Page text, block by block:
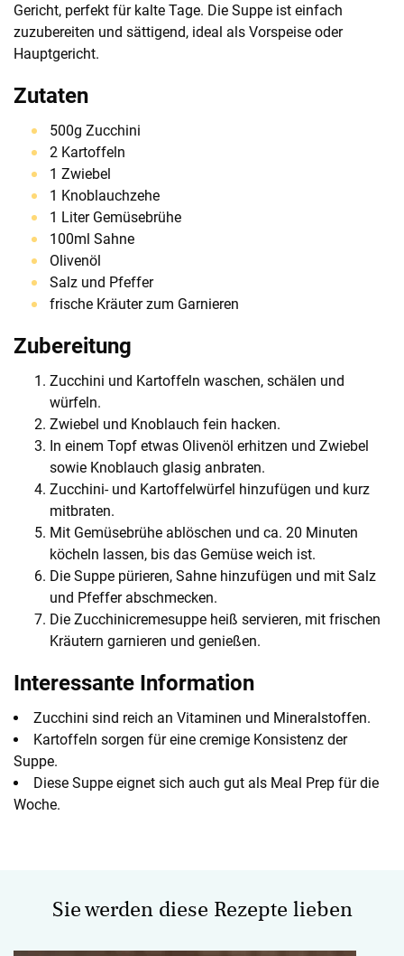
Gericht, perfekt für kalte Tage. Die Suppe ist einfach
zuzubereiten und sättigend, ideal als Vorspeise oder
Hauptgericht.
Zutaten
500g Zucchini
2 Kartoffeln
1 Zwiebel
1 Knoblauchzehe
1 Liter Gemüsebrühe
100ml Sahne
Olivenöl
Salz und Pfeffer
frische Kräuter zum Garnieren
Zubereitung
Zucchini und Kartoffeln waschen, schälen und
würfeln.
Zwiebel und Knoblauch fein hacken.
In einem Topf etwas Olivenöl erhitzen und Zwiebel
sowie Knoblauch glasig anbraten.
Zucchini- und Kartoffelwürfel hinzufügen und kurz
mitbraten.
Mit Gemüsebrühe ablöschen und ca. 20 Minuten
köcheln lassen, bis das Gemüse weich ist.
Die Suppe pürieren, Sahne hinzufügen und mit Salz
und Pfeffer abschmecken.
Die Zucchinicremesuppe heiß servieren, mit frischen
Kräutern garnieren und genießen.
Interessante Information
Zucchini sind reich an Vitaminen und Mineralstoffen.
Kartoffeln sorgen für eine cremige Konsistenz der
Suppe.
Diese Suppe eignet sich auch gut als Meal Prep für die
Woche.
Sie werden diese Rezepte lieben